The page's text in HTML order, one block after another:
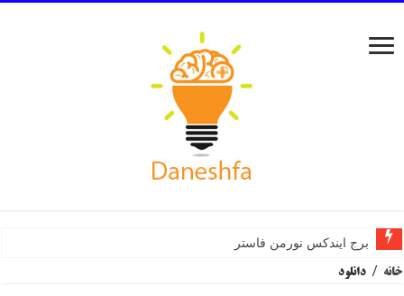
برج ایندکس نورمن فاستر
خانه / دانلود